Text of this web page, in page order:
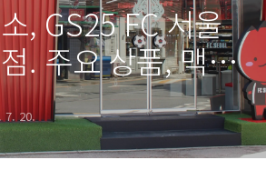
, GS25 FC 서울
. 주요 상품, 맥주
7. 20.